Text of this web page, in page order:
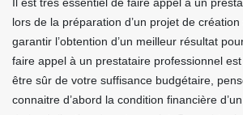
lors de la préparation d’un projet de création
garantir l’obtention d’un meilleur résultat
faire appel à un prestataire professionnel
être sûr de votre suffisance budgétaire,
connaitre d’abord la condition financière